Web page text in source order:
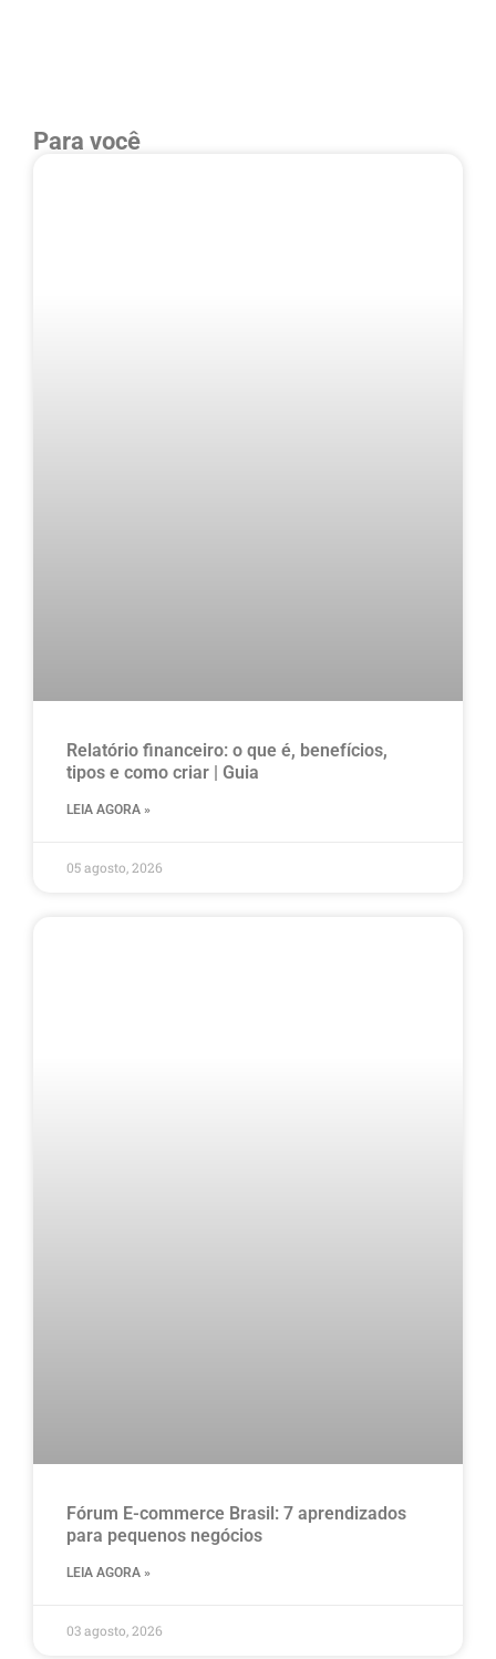
Para você
Relatório financeiro: o que é, benefícios,
tipos e como criar | Guia
LEIA AGORA »
05 agosto, 2026
Fórum E-commerce Brasil: 7 aprendizados
para pequenos negócios
LEIA AGORA »
03 agosto, 2026